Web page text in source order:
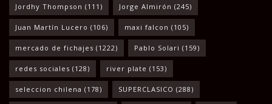
Jordhy Thompson (111) Jorge Almirón (245)
Juan Martín Lucero (106) maxi falcon (105)
mercado de fichajes (1222) Pablo Solari (159)
redes sociales (128) river plate (153)
seleccion chilena (178) SUPERCLASICO (288)